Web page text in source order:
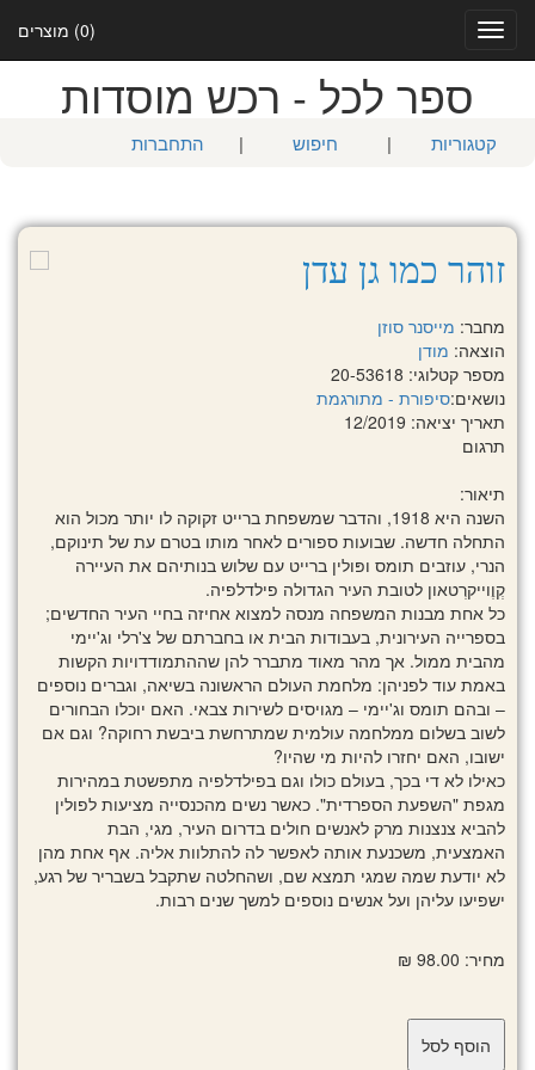
(0) מוצרים
Toggle
navigation
ספר לכל - רכש מוסדות
קטגוריות | חיפוש | התחברות
זוהר כמו גן עדן
מחבר: מייסנר סוזן
הוצאה: מודן
מספר קטלוגי: 20-53618
נושאים:סיפורת - מתורגמת
תאריך יציאה: 12/2019
תרגום
תיאור:
השנה היא 1918, והדבר שמשפחת ברייט זקוקה לו יותר מכול הוא
התחלה חדשה. שבועות ספורים לאחר מותו בטרם עת של תינוקם,
הנרי, עוזבים תומס ופּולין ברייט עם שלוש בנותיהם את העיירה
קְוֶוייקרְטאון לטובת העיר הגדולה פילדלפיה.
כל אחת מבנות המשפחה מנסה למצוא אחיזה בחיי העיר החדשים;
בספרייה העירונית, בעבודות הבית או בחברתם של צ'רלי וג'יימי
מהבית ממול. אך מהר מאוד מתברר להן שההתמודדויות הקשות
באמת עוד לפניהן: מלחמת העולם הראשונה בשיאה, וגברים נוספים
– ובהם תומס וג'יימי – מגויסים לשירות צבאי. האם יוכלו הבחורים
לשוב בשלום ממלחמה עולמית שמתרחשת ביבשת רחוקה? וגם אם
ישובו, האם יחזרו להיות מי שהיו?
כאילו לא די בכך, בעולם כולו וגם בפילדלפיה מתפשטת במהירות
מגפת "השפעת הספרדית". כאשר נשים מהכנסייה מציעות לפולין
להביא צנצנות מרק לאנשים חולים בדרום העיר, מגי, הבת
האמצעית, משכנעת אותה לאפשר לה להתלוות אליה. אף אחת מהן
לא יודעת שמה שמגי תמצא שם, ושהחלטה שתקבל בשבריר של רגע,
ישפיעו עליהן ועל אנשים נוספים למשך שנים רבות.
מחיר: 98.00 ₪